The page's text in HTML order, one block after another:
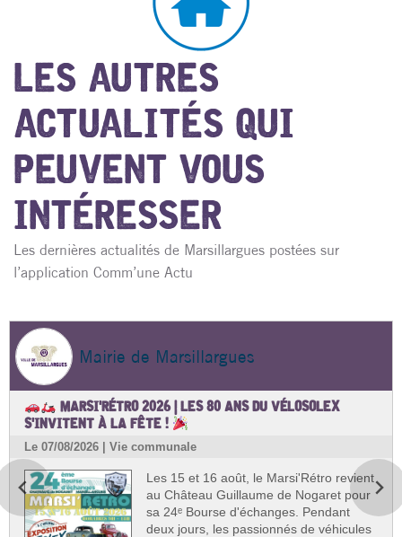
LES AUTRES
ACTUALITÉS QUI
PEUVENT VOUS
INTÉRESSER
Les dernières actualités de Marsillargues postées sur
l’application Comm’une Actu
Mairie de Marsillargues
MARSI'RÉTRO 2026 | LES 80 ANS DU VÉLOSOLEX
S'INVITENT À LA FÊTE !
Le 07/08/2026 | Vie communale
Les 15 et 16 août, le Marsi'Rétro revient
au Château Guillaume de Nogaret pour
sa 24ᵉ Bourse d'échanges. Pendant
deux jours, les passionnés de véhicules